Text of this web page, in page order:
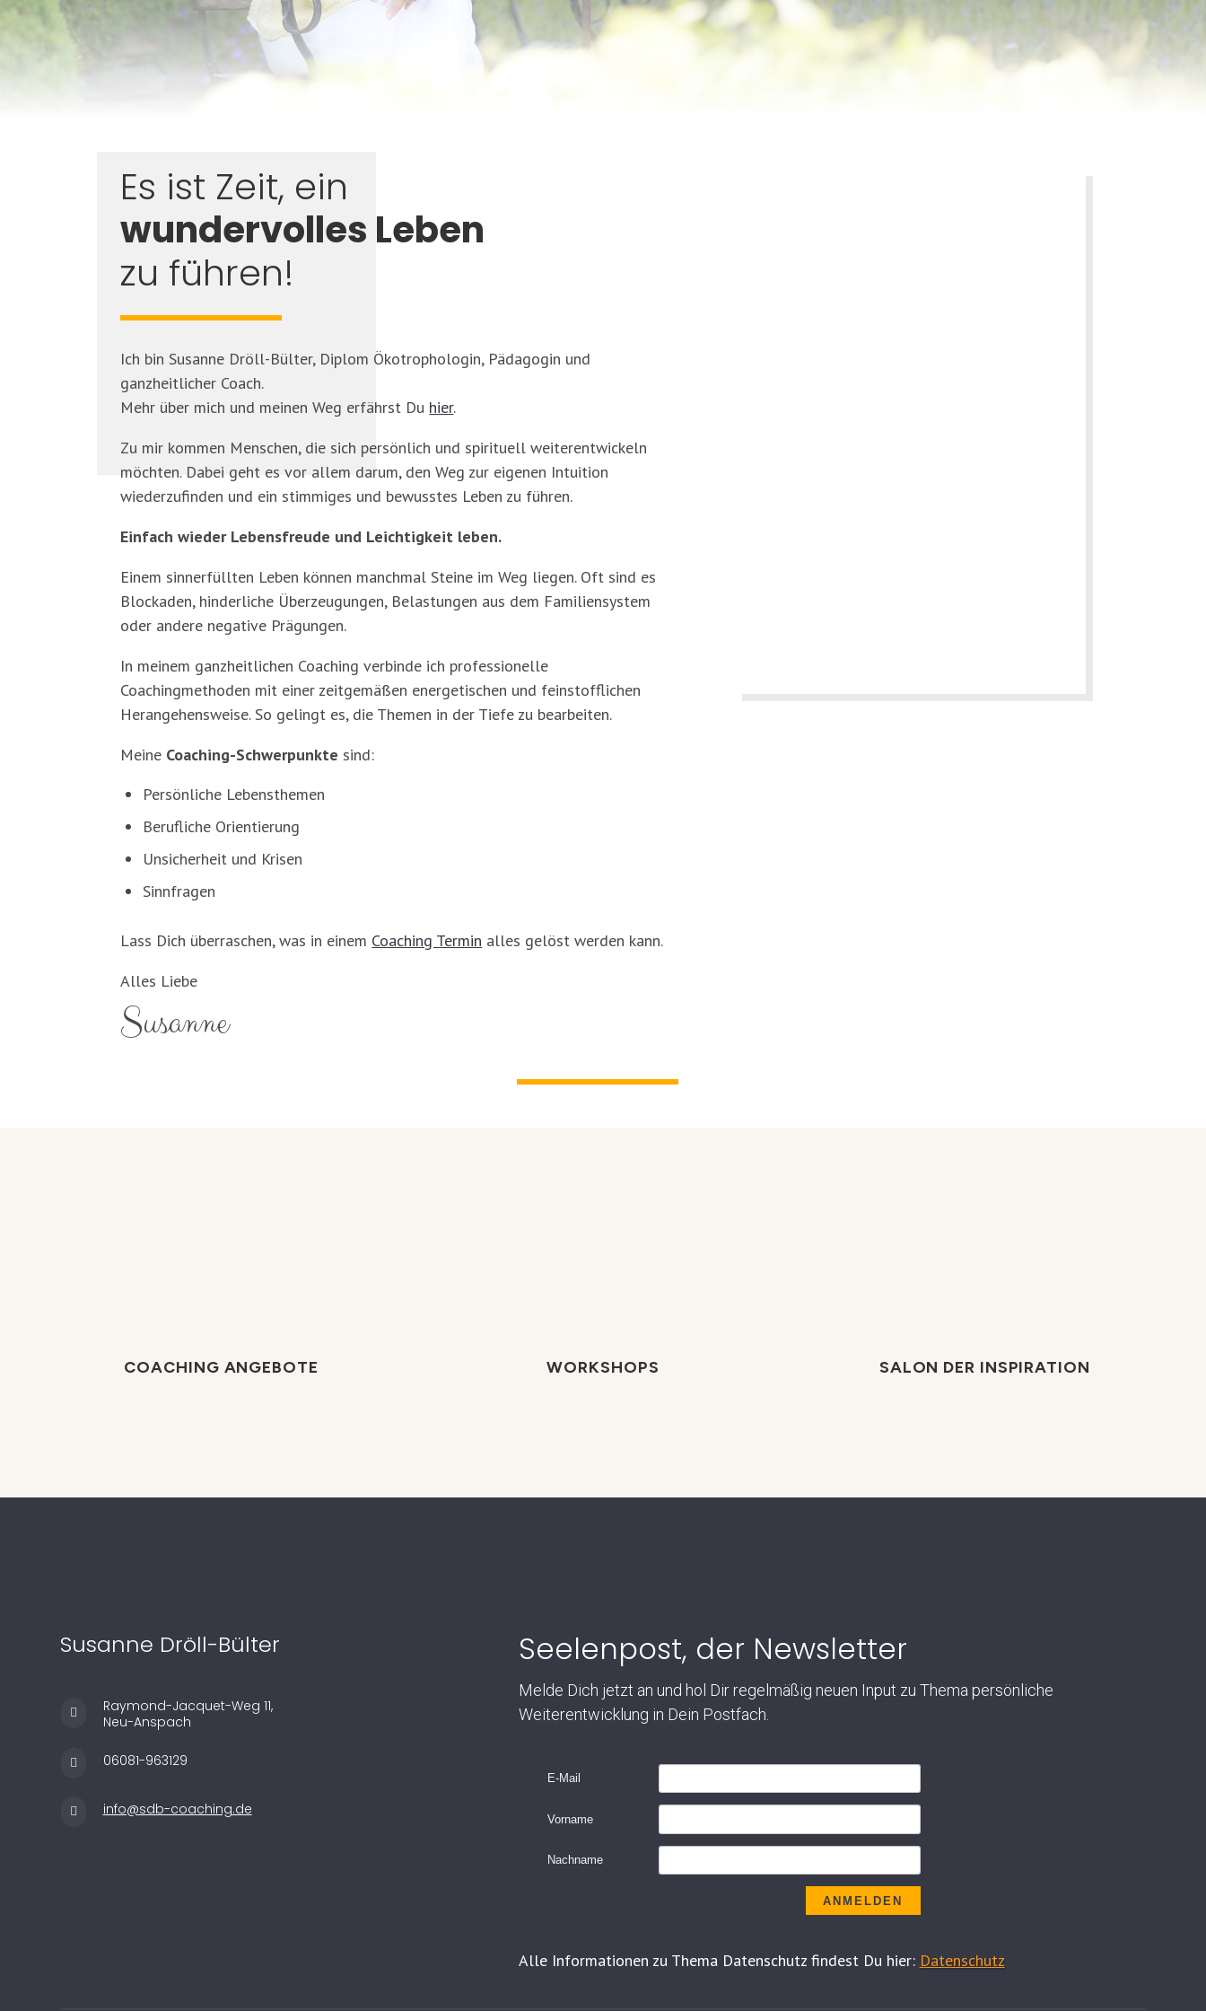
Es ist Zeit, ein
wundervolles Leben
zu führen!
Ich bin Susanne Dröll-Bülter, Diplom Ökotrophologin, Pädagogin und
ganzheitlicher Coach.
Mehr über mich und meinen Weg erfährst Du hier.
Zu mir kommen Menschen, die sich persönlich und spirituell weiterentwickeln
möchten. Dabei geht es vor allem darum, den Weg zur eigenen Intuition
wiederzufinden und ein stimmiges und bewusstes Leben zu führen.
Einfach wieder Lebensfreude und Leichtigkeit leben.
Einem sinnerfüllten Leben können manchmal Steine im Weg liegen. Oft sind es
Blockaden, hinderliche Überzeugungen, Belastungen aus dem Familiensystem
oder andere negative Prägungen.
In meinem ganzheitlichen Coaching verbinde ich professionelle
Coachingmethoden mit einer zeitgemäßen energetischen und feinstofflichen
Herangehensweise. So gelingt es, die Themen in der Tiefe zu bearbeiten.
Meine Coaching-Schwerpunkte sind:
Persönliche Lebensthemen
Berufliche Orientierung
Unsicherheit und Krisen
Sinnfragen
Lass Dich überraschen, was in einem Coaching Termin alles gelöst werden kann.
Alles Liebe
Susanne
COACHING ANGEBOTE WORKSHOPS SALON DER INSPIRATION
Susanne Dröll-Bülter

Raymond-Jacquet-Weg 11,
Neu-Anspach
 06081-963129
 info@sdb-coaching.de
Seelenpost, der Newsletter
Melde Dich jetzt an und hol Dir regelmäßig neuen Input zu Thema persönliche
Weiterentwicklung in Dein Postfach.
E-Mail
Vorname
Nachname
ANMELDEN
Alle Informationen zu Thema Datenschutz findest Du hier: Datenschutz